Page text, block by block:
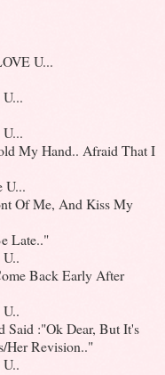
U...
My Hand.. Afraid That I
U...
Of Me, And Kiss My
Late.."
Back Early After
Said :"Ok Dear, But It's
Her Revision.."